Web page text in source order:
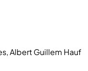
,Albert Guillem Hauf